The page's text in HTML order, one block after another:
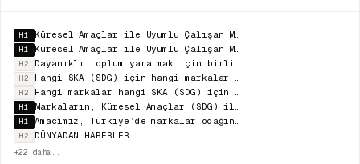
H1 Küresel Amaçlar ile Uyumlu Çalışan Markaların Aksiyon Haritası
H1 Küresel Amaçlar ile Uyumlu Çalışan Markaların Aksiyon Haritası
H2 Dayanıklı toplum yaratmak için birlikte dönüşeceğiz
H2 Hangi SKA (SDG) için hangi markalar çalışıyor?
H2 Hangi markalar hangi SKA (SDG) için çalışıyor?
H1 Markaların, Küresel Amaçlar (SDG) ile uyumlu iş modellerinin, projelerinin paylaşım ve iletişimini y
H1 Amacımız, Türkiye’de markalar odağında Sürdürülebilir Kalkınma Amaçları ile uyumlu çalışmalarda etki
H2 DÜNYADAN HABERLER
+22 daha...